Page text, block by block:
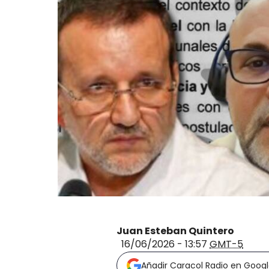
Juan Esteban Quintero
16/06/2026 - 13:57 GMT-5
Añadir Caracol Radio en